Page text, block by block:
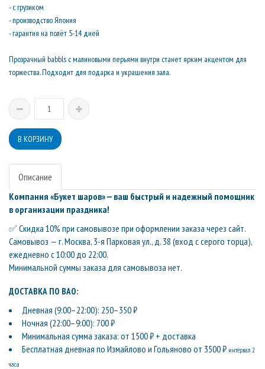
- с грузиком
- производство Япония
- гарантия на полёт 5-14 дней
Прозрачный babbls с малиновыми перьями внутри станет ярким акцентом для
торжества. Подходит для подарка и украшения зала.
Описание
Компания «Букет шаров» — ваш быстрый и надежный помощник
в организации праздника!
✅ Скидка 10% при самовывозе при оформлении заказа через сайт.
Самовывоз — г. Москва, 3-я Парковая ул., д. 38 (вход с серого торца),
ежедневно с 10:00 до 22:00.
Минимальной суммы заказа для самовывоза нет.
ДОСТАВКА ПО ВАО:
Дневная (9:00–22:00): 250–350 ₽
Ночная (22:00–9:00): 700 ₽
Минимальная сумма заказа: от 1500 ₽ + доставка
Бесплатная дневная по Измайлово и Гольяново от 3500 ₽ интервал 2
часа